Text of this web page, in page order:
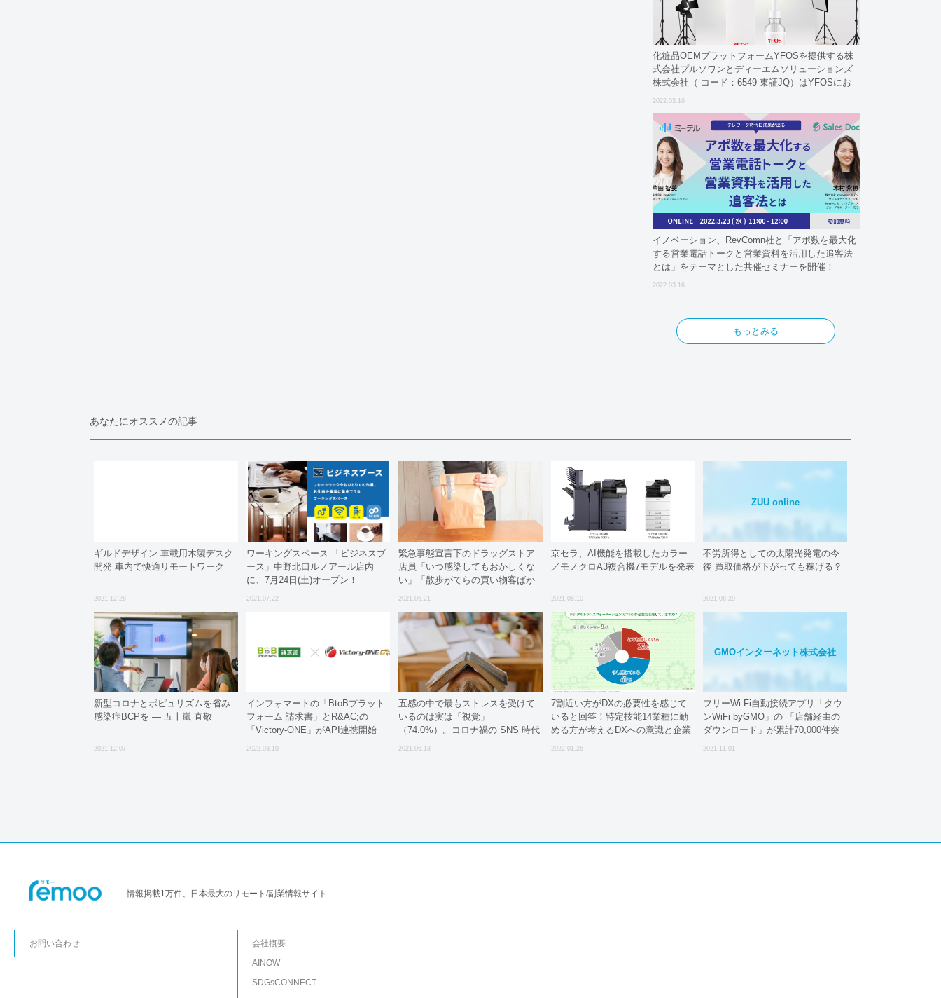
化粧品OEMプラットフォームYFOSを提供する株
式会社プルソワンとディーエムソリューションズ
株式会社（ コード：6549 東証JQ）はYFOSにお
2022.03.16
イノベーション、RevComn社と「アポ数を最大化
する営業電話トークと営業資料を活用した追客法
とは」をテーマとした共催セミナーを開催！
2022.03.16
もっとみる
あなたにオススメの記事
ギルドデザイン 車載用木製デスク
開発 車内で快適リモートワーク
2021.12.28
ワーキングスペース 「ビジネスブ
ース」中野北口ルノアール店内
に、7月24日(土)オープン！
2021.07.22
緊急事態宣言下のドラッグストア
店員「いつ感染してもおかしくな
い」「散歩がてらの買い物客ばか
2021.05.21
京セラ、AI機能を搭載したカラー
／モノクロA3複合機7モデルを発表
2021.08.10
ZUU online
不労所得としての太陽光発電の今
後 買取価格が下がっても稼げる？
2021.06.29
新型コロナとポピュリズムを省み
感染症BCPを — 五十嵐 直敬
2021.12.07
インフォマートの「BtoBプラット
フォーム 請求書」とR&AC;の
「Victory-ONE」がAPI連携開始
2022.03.10
五感の中で最もストレスを受けて
いるのは実は「視覚」
（74.0%）。コロナ禍の SNS 時代
特有?! 今、”目（メ）ンタルストレ
2021.06.13
7割近い方がDXの必要性を感じて
いると回答！特定技能14業種に勤
める方が考えるDXへの意識と企業
の現状とは
2022.01.26
GMOインターネット株式会社
フリーWi-Fi自動接続アプリ「タウ
ンWiFi byGMO」の 「店舗経由の
ダウンロード」が累計70,000件突
破へ！
2021.11.01
情報掲載1万件、日本最大のリモート/副業情報サイト
お問い合わせ
会社概要
AINOW
SDGsCONNECT